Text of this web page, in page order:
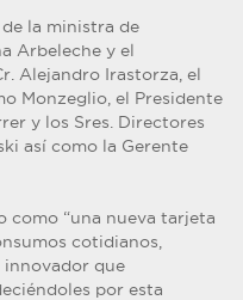
la ministra de
Arbeleche y el
Alejandro Irastorza, el
Monzeglio, el Presidente
y los Sres. Directores
así como la Gerente
como “una nueva tarjeta
cotidianos,
innovador que
por esta